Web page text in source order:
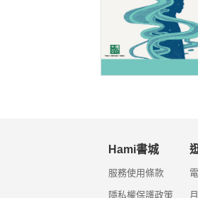
Hami書城
服務使用條款
隱私權保護政策